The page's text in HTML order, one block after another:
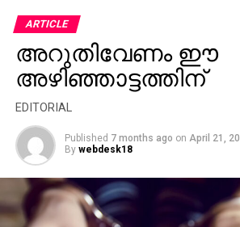
ARTICLE
അറുതിവേണം ഈ
അഴിഞ്ഞാട്ടത്തിന്
EDITORIAL
Published 7 months ago on April 21,
By webdesk18